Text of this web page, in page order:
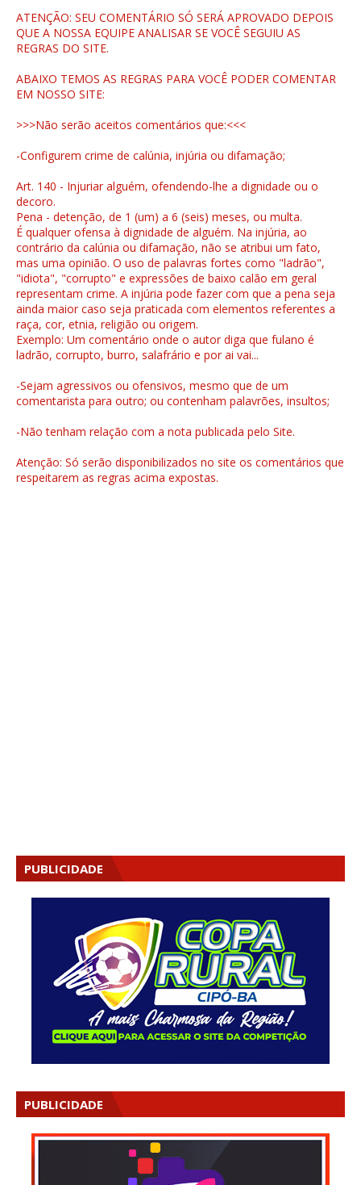
ATENÇÃO: SEU COMENTÁRIO SÓ SERÁ APROVADO DEPOIS
QUE A NOSSA EQUIPE ANALISAR SE VOCÊ SEGUIU AS
REGRAS DO SITE.
ABAIXO TEMOS AS REGRAS PARA VOCÊ PODER COMENTAR
EM NOSSO SITE:
>>>Não serão aceitos comentários que:<<<
-Configurem crime de calúnia, injúria ou difamação;
Art. 140 - Injuriar alguém, ofendendo-lhe a dignidade ou o
decoro.
Pena - detenção, de 1 (um) a 6 (seis) meses, ou multa.
É qualquer ofensa à dignidade de alguém. Na injúria, ao
contrário da calúnia ou difamação, não se atribui um fato,
mas uma opinião. O uso de palavras fortes como "ladrão",
"idiota", "corrupto" e expressões de baixo calão em geral
representam crime. A injúria pode fazer com que a pena seja
ainda maior caso seja praticada com elementos referentes a
raça, cor, etnia, religião ou origem.
Exemplo: Um comentário onde o autor diga que fulano é
ladrão, corrupto, burro, salafrário e por ai vai...
-Sejam agressivos ou ofensivos, mesmo que de um
comentarista para outro; ou contenham palavrões, insultos;
-Não tenham relação com a nota publicada pelo Site.
Atenção: Só serão disponibilizados no site os comentários que
respeitarem as regras acima expostas.
PUBLICIDADE
PUBLICIDADE